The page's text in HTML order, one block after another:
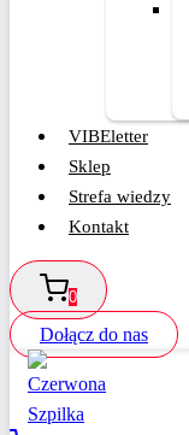
VIBEletter
Sklep
Strefa wiedzy
Kontakt
0
Dołącz do nas